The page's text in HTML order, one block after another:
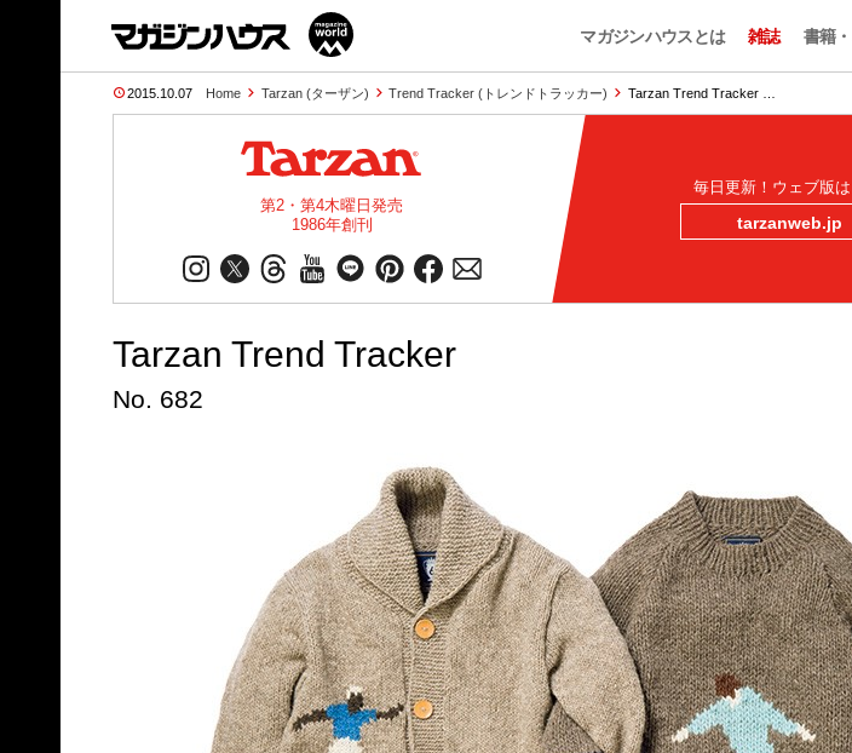
マガジンハウスとは 雑誌 書籍
2015.10.07 Home Tarzan (ターザン) Trend Tracker (トレンドトラッカー) Tarzan Trend Tracker …
第2・第4木曜日発売
1986年創刊
毎日更新！ウェブ版
tarzanweb.jp
Tarzan Trend Tracker
No. 682